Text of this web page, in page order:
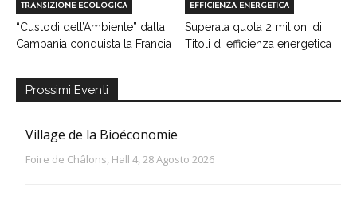
TRANSIZIONE ECOLOGICA
“Custodi dell’Ambiente” dalla
Campania conquista la Francia
EFFICIENZA ENERGETICA
Superata quota 2 milioni di
Titoli di efficienza energetica
Prossimi Eventi
Village de la Bioéconomie
Foire de Châlons, Hall 4, 28 Agosto 2026